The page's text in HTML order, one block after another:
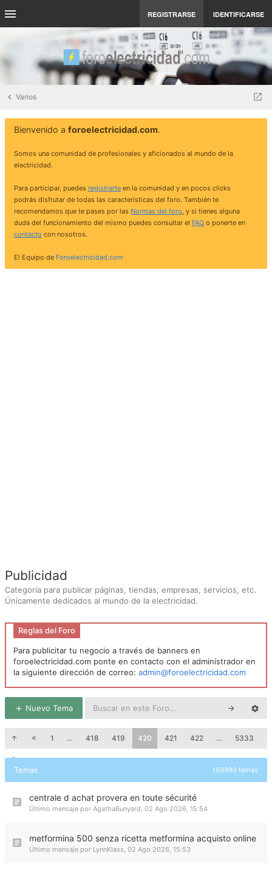
REGISTRARSE IDENTIFICARSE
Varios
Bienvenido a foroelectricidad.com.
Somos una comunidad de profesionales y aficionados al mundo de la
electricidad.
Para participar, puedes registrarte en la comunidad y en pocos clicks
podrás disfrutar de todas las características del foro. También te
recomendamos que te pases por las Normas del foro, y si tienes alguna
duda del funcionamiento del mismo puedes consultar el FAQ o ponerte en
contacto con nosotros.
El Equipo de Foroelectricidad.com
Publicidad
Categoría para publicar páginas, tiendas, empresas, servicios, etc.
Únicamente dedicados al mundo de la electricidad.
Reglas del Foro
Para publicitar tu negocio a través de banners en
foroelectricidad.com ponte en contacto con el administrador en
la siguiente dirección de correo: admin@foroelectricidad.com
Nuevo Tema
1 … 418 419 420 421 422 … 5333
Temas 159990 temas
centrale d achat provera en toute sécurité
Último mensaje por AgathaBunyard, 02 Ago 2026, 15:54
metformina 500 senza ricetta metformina acquisto online
Último mensaje por LynnKlass, 02 Ago 2026, 15:53